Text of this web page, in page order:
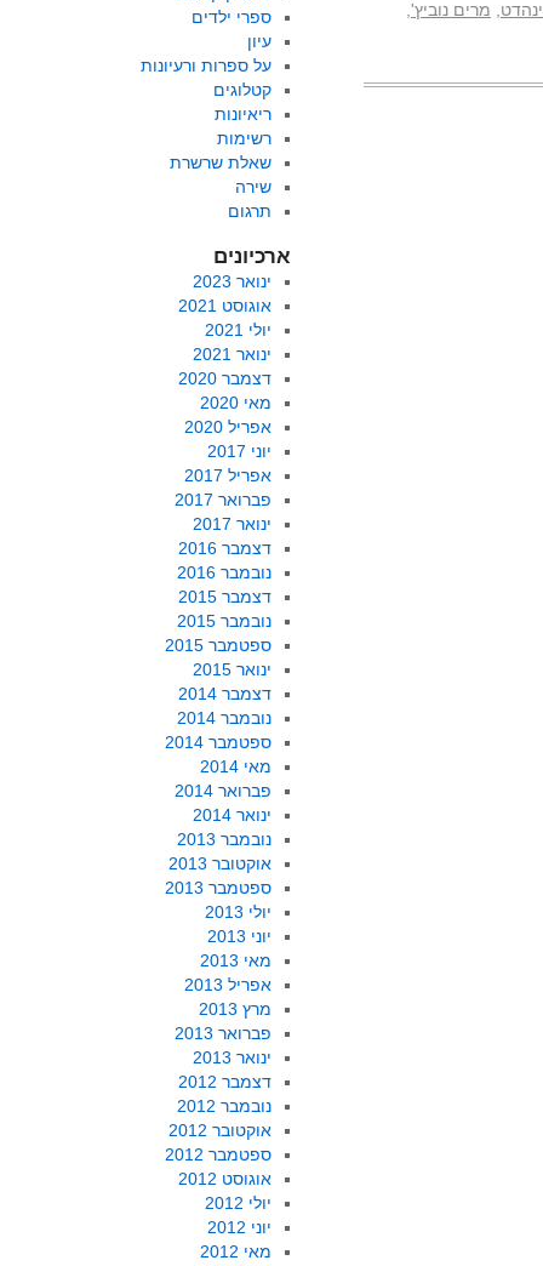
מרים נוביץ'
ספרי ילדים
עיון
על ספרות ורעיונות
קטלוגים
ריאיונות
רשימות
שאלת שרשרת
שירה
תרגום
ארכיונים
ינואר 2023
אוגוסט 2021
יולי 2021
ינואר 2021
דצמבר 2020
מאי 2020
אפריל 2020
יוני 2017
אפריל 2017
פברואר 2017
ינואר 2017
דצמבר 2016
נובמבר 2016
דצמבר 2015
נובמבר 2015
ספטמבר 2015
ינואר 2015
דצמבר 2014
נובמבר 2014
ספטמבר 2014
מאי 2014
פברואר 2014
ינואר 2014
נובמבר 2013
אוקטובר 2013
ספטמבר 2013
יולי 2013
יוני 2013
מאי 2013
אפריל 2013
מרץ 2013
פברואר 2013
ינואר 2013
דצמבר 2012
נובמבר 2012
אוקטובר 2012
ספטמבר 2012
אוגוסט 2012
יולי 2012
יוני 2012
מאי 2012